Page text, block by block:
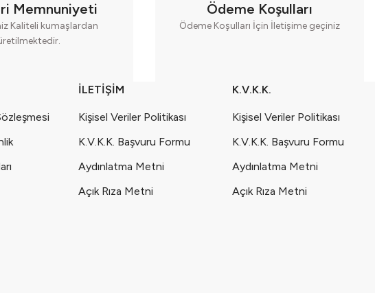
Memnuniyeti
Kaliteli kumaşlardan
Ödeme Koşulları
Ödeme Koşulları İçin İletişime geçiniz
İLETİŞİM
Kişisel Veriler Politikası
K.V.K.K. Başvuru Formu
Aydınlatma Metni
Açık Rıza Metni
K.V.K.K.
Kişisel Veriler Politikası
K.V.K.K. Başvuru Formu
Aydınlatma Metni
Açık Rıza Metni